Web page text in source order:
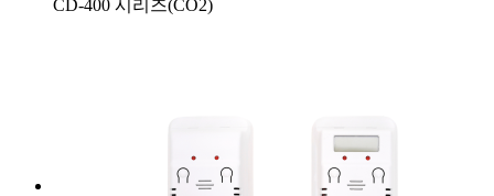
CD-400 시리즈(CO2)